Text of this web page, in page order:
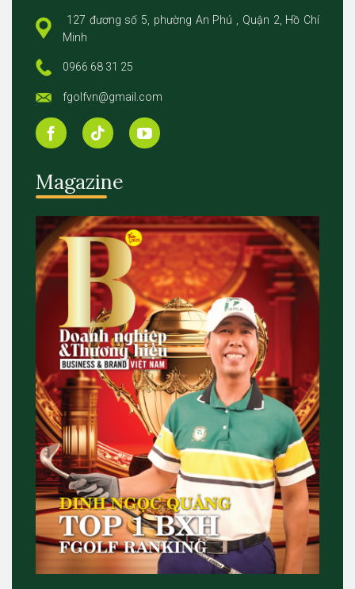
127 đương số 5, phường An Phú , Quận 2, Hồ Chí
Minh
0966 68 31 25
fgolfvn@gmail.com
Magazine